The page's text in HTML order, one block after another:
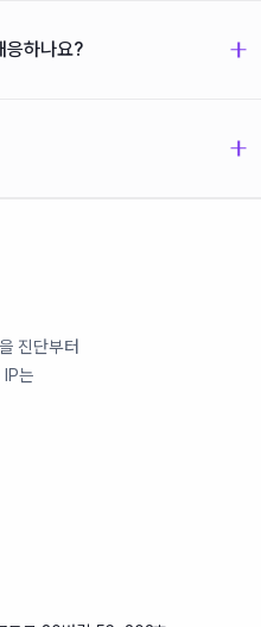
. 작가진의 기존 작업 흐름을
응하나요?
기록을 남겨, 필요할 때 소명
진단부터
IP는